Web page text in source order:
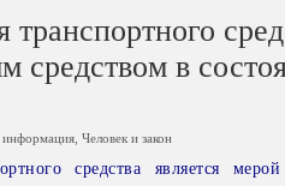
средством в
информация ,Человек и закон
средства является